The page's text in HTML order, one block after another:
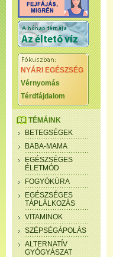
NYÁRI EGÉSZSÉG
Vérnyomás
Térdfájdalom
TÉMÁINK
BETEGSÉGEK
BABA-MAMA
EGÉSZSÉGES
ÉLETMÓD
FOGYÓKÚRA
EGÉSZSÉGES
TÁPLÁLKOZÁS
VITAMINOK
SZÉPSÉGÁPOLÁS
ALTERNATÍV
GYÓGYÁSZAT